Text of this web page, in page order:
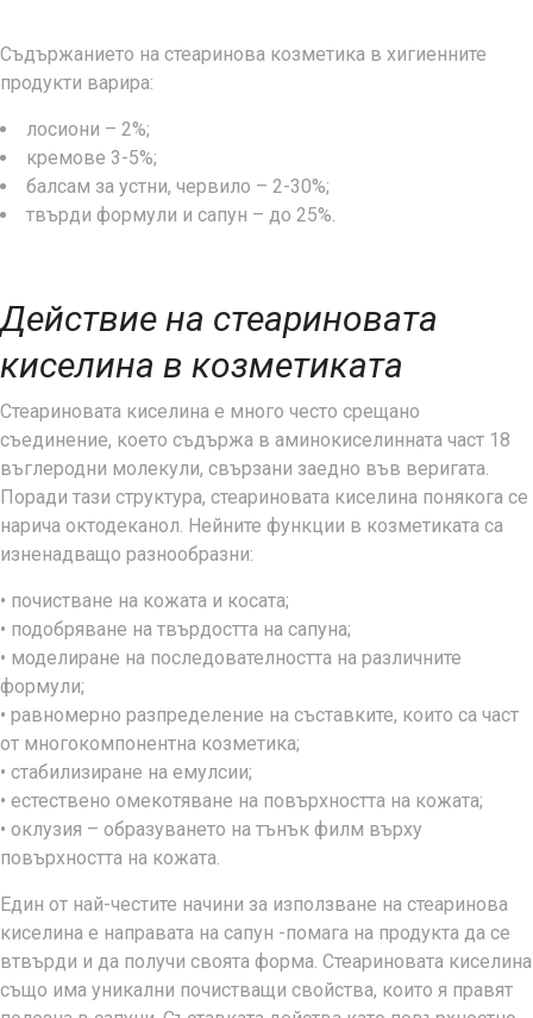
Съдържанието на стеаринова козметика в хигиенните
продукти варира:
лосиони – 2%;
кремове 3-5%;
балсам за устни, червило – 2-30%;
твърди формули и сапун – до 25%.
Действие на стеариновата
киселина в козметиката
Стеариновата киселина е много често срещано
съединение, което съдържа в аминокиселинната част 18
въглеродни молекули, свързани заедно във веригата.
Поради тази структура, стеариновата киселина понякога се
нарича октодеканол. Нейните функции в козметиката са
изненадващо разнообразни:
• почистване на кожата и косата;
• подобряване на твърдостта на сапуна;
• моделиране на последователността на различните
формули;
• равномерно разпределение на съставките, които са част
от многокомпонентна козметика;
• стабилизиране на емулсии;
• естествено омекотяване на повърхността на кожата;
• оклузия – образуването на тънък филм върху
повърхността на кожата.
Един от най-честите начини за използване на стеаринова
киселина е направата на сапун -помага на продукта да се
втвърди и да получи своята форма. Стеариновата киселина
също има уникални почистващи свойства, които я правят